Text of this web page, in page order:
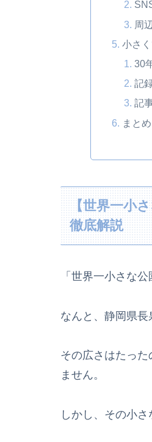
周
小さ
30
記
記
まとめ
【世界一小
徹底解説
「世界一小さな
なんと、静岡県長
その広さはたっ
ません。
しかし、その小